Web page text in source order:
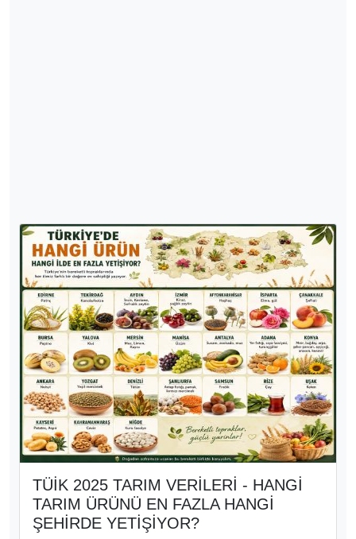
TÜİK 2025 TARIM VERİLERİ - HANGİ
TARIM ÜRÜNÜ EN FAZLA HANGİ
ŞEHİRDE YETİŞİYOR?